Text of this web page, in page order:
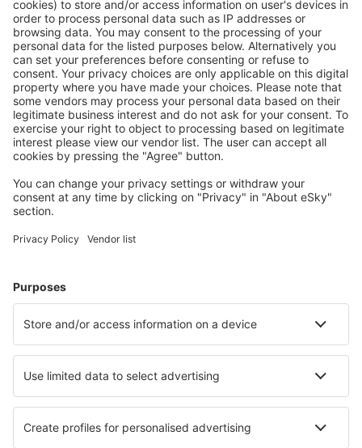
Mehr sparen
Attraktive Preise und Spezialangebote für eingeloggte
Benutzer.
Unterkünfte, die Sie mögen
Wählen Sie aus über 1,3 Millionen Unterkünften: Hotels,
Hütten, Apartments und andere.
Meist gesuchte Hotels von eSky-Nutzern
Hotels in Mexiko - Beliebte Städte
Hotels in Mexik-Stadt Hotels in Playa del Carmen
Hotels in Silao Hotels in Mexicali Hotels in Hermosillo
Hotels in Holbox